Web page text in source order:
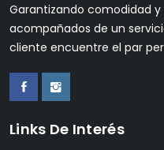
Garantizando comodidad
acompañados de un
cliente encuentre el par
Links De Interés